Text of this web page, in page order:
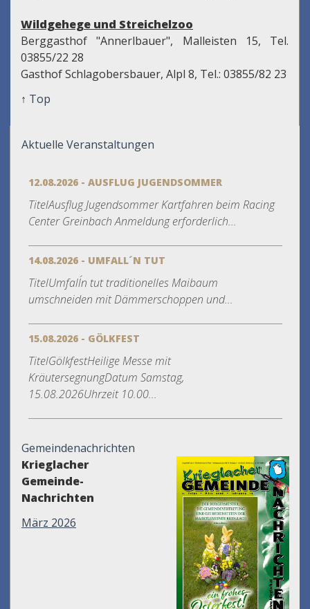
Wildgehege und Streichelzoo
Berggasthof "Annerlbauer", Malleisten 15, Tel.
03855/22 28
Gasthof Schlagobersbauer, Alpl 8, Tel.: 03855/82 23
↑ Top
Aktuelle Veranstaltungen
12.08.2026 - AUSFLUG JUGENDSOMMER
TitelAusflug Jugendsommer Kartfahren beim Racing
Center Greinbach Anmeldung erforderlich...
14.08.2026 - UMFALL´N TUT
TitelUmfall´n tut traditionelles Maibaum
umschneiden mit Dämmerschoppen und...
15.08.2026 - GÖLKFEST
TitelGölkfestHeilige Messe mit
KräutersegnungDatum Samstag,
15.08.2026Uhrzeit 10.00...
Gemeindenachrichten
Krieglacher
Gemeinde-
Nachrichten
März 2026